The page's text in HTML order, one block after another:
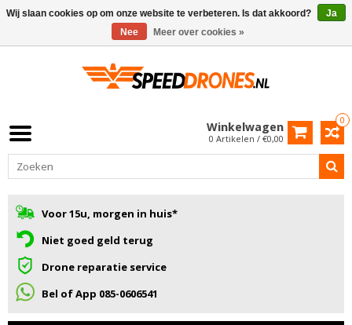
0
Winkelwagen
0 Artikelen / €0,00
Voor 15u, morgen in huis*
Niet goed geld terug
Drone reparatie service
Bel of App 085-0606541
Wij slaan cookies op om onze website te verbeteren. Is dat akkoord?
Ja
Nee
Meer over cookies »